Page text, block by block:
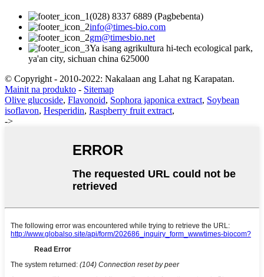
(028) 8337 6889 (Pagbebenta)
info@times-bio.com
gm@timesbio.net
Ya isang agrikultura hi-tech ecological park,
ya'an city, sichuan china 625000
© Copyright - 2010-2022: Nakalaan ang Lahat ng Karapatan.
Mainit na produkto - Sitemap
Olive glucoside, Flavonoid, Sophora japonica extract, Soybean
isoflavon, Hesperidin, Raspberry fruit extract,
->